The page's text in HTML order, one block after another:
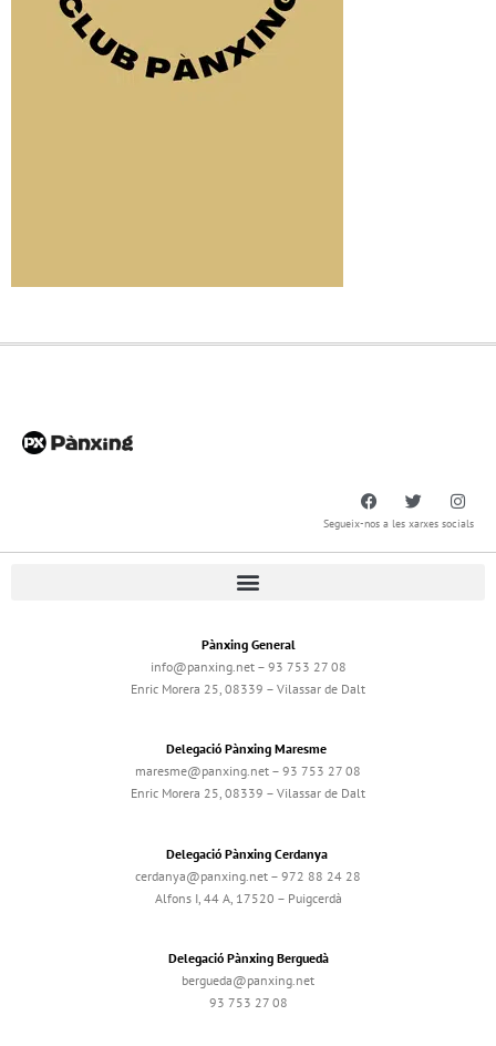
Segueix-nos a les xarxes socials
Pànxing General
info@panxing.net – 93 753 27 08
Enric Morera 25, 08339 – Vilassar de Dalt
Delegació Pànxing Maresme
maresme@panxing.net – 93 753 27 08
Enric Morera 25, 08339 – Vilassar de Dalt
Delegació Pànxing Cerdanya
cerdanya@panxing.net – 972 88 24 28
Alfons I, 44 A, 17520 – Puigcerdà
Delegació Pànxing Berguedà
bergueda@panxing.net
93 753 27 08